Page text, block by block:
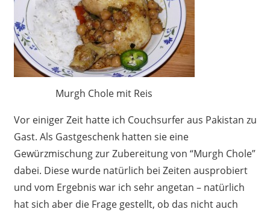
Murgh Chole mit Reis
Vor einiger Zeit hatte ich Couchsurfer aus Pakistan zu
Gast. Als Gastgeschenk hatten sie eine
Gewürzmischung zur Zubereitung von “Murgh Chole”
dabei. Diese wurde natürlich bei Zeiten ausprobiert
und vom Ergebnis war ich sehr angetan – natürlich
hat sich aber die Frage gestellt, ob das nicht auch